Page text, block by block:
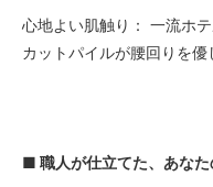
心地よい肌触り： 一流ホ
カットパイルが腰回りを優
■ 職人が仕立てた、あな